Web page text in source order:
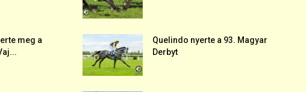
meg a
Quelindo nyerte a 93. Magyar
Derbyt